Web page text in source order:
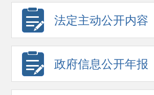
法定主动公开内容
政府信息公开年报